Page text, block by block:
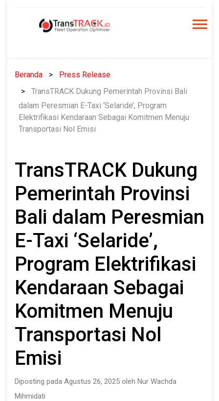
Beranda
Press Release
TransTRACK Dukung Pemerintah Provinsi Bali
dalam Peresmian E-Taxi ‘Selaride’, Program
Elektrifikasi Kendaraan Sebagai Komitmen Menuju
Transportasi Nol Emisi
TransTRACK Dukung
Pemerintah Provinsi
Bali dalam Peresmian
E-Taxi ‘Selaride’,
Program Elektrifikasi
Kendaraan Sebagai
Komitmen Menuju
Transportasi Nol
Emisi
Diposting pada Agustus 26, 2025 oleh Nur Wachda
Mihmidati